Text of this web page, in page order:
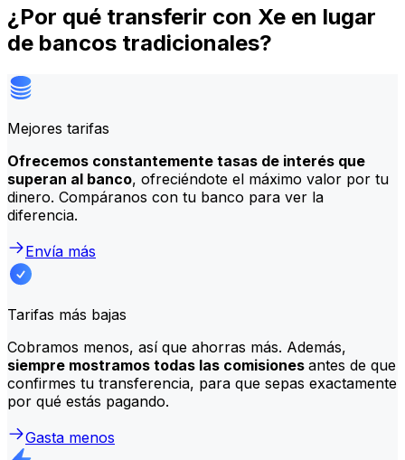
¿Por qué transferir con Xe en lugar
de bancos tradicionales?
Mejores tarifas
Ofrecemos constantemente tasas de interés que
superan al banco, ofreciéndote el máximo valor por tu
dinero. Compáranos con tu banco para ver la
diferencia.
Envía más
Tarifas más bajas
Cobramos menos, así que ahorras más. Además,
siempre mostramos todas las comisiones antes de que
confirmes tu transferencia, para que sepas exactamente
por qué estás pagando.
Gasta menos